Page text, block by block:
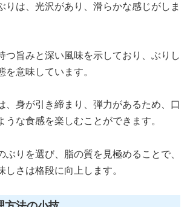
りは、光沢があり、滑らかな感じがしま
つ旨みと深い風味を示しており、ぶりし
を意味しています。
、身が引き締まり、弾力があるため、口
うな食感を楽しむことができます。
ぶりを選び、脂の質を見極めることで、
しさは格段に向上します。